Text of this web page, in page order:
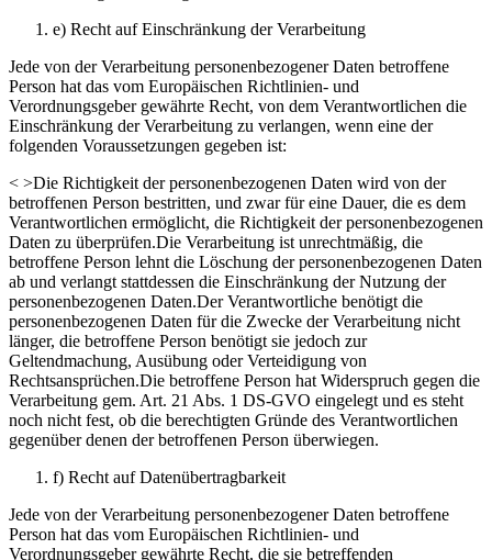
e) Recht auf Einschränkung der Verarbeitung
Jede von der Verarbeitung personenbezogener Daten betroffene
Person hat das vom Europäischen Richtlinien- und
Verordnungsgeber gewährte Recht, von dem Verantwortlichen die
Einschränkung der Verarbeitung zu verlangen, wenn eine der
folgenden Voraussetzungen gegeben ist:
< >Die Richtigkeit der personenbezogenen Daten wird von der
betroffenen Person bestritten, und zwar für eine Dauer, die es dem
Verantwortlichen ermöglicht, die Richtigkeit der personenbezogenen
Daten zu überprüfen.Die Verarbeitung ist unrechtmäßig, die
betroffene Person lehnt die Löschung der personenbezogenen Daten
ab und verlangt stattdessen die Einschränkung der Nutzung der
personenbezogenen Daten.Der Verantwortliche benötigt die
personenbezogenen Daten für die Zwecke der Verarbeitung nicht
länger, die betroffene Person benötigt sie jedoch zur
Geltendmachung, Ausübung oder Verteidigung von
Rechtsansprüchen.Die betroffene Person hat Widerspruch gegen die
Verarbeitung gem. Art. 21 Abs. 1 DS-GVO eingelegt und es steht
noch nicht fest, ob die berechtigten Gründe des Verantwortlichen
gegenüber denen der betroffenen Person überwiegen.
f) Recht auf Datenübertragbarkeit
Jede von der Verarbeitung personenbezogener Daten betroffene
Person hat das vom Europäischen Richtlinien- und
Verordnungsgeber gewährte Recht, die sie betreffenden